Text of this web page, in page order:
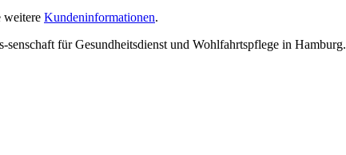
weitere Kundeninformationen.
senschaft für Gesundheitsdienst und Wohlfahrtspflege in Hamburg.